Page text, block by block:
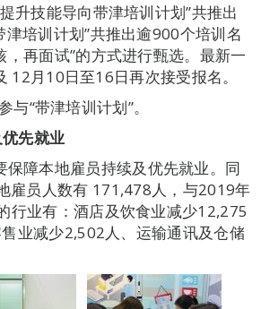
升技能导向带津培训计划”共推出
培训计划”共推出逾900个培训名
再面试”的方式进行甄选。最新一
月10日至16日再次接受报名。
“带津培训计划”。
先就业
障本地雇员持续及优先就业。同
雇员人数有 171,478人，与2019年
行业有：酒店及饮食业减少12,275
业减少2,502人、运输通讯及仓储